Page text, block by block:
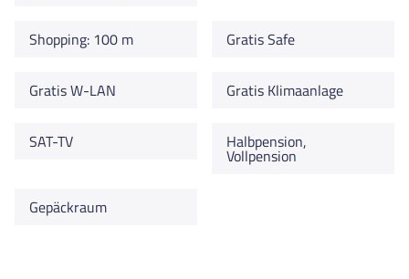
Shopping: 100 m Gratis Safe
Gratis W-LAN Gratis Klimaanlage
SAT-TV Halbpension,
Vollpension
Gepäckraum